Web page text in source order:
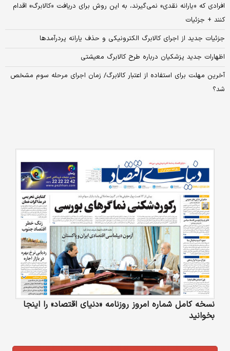
افرادی که «یارانه نقدی» نمی‌گیرند، به این روش برای دریافت «کالابرگ» اقدام
کنند + جزئیات
جزئیات جدید از اجرای کالابرگ الکترونیکی و حذف یارانه پردرآمدها
اظهارات جدید پزشکیان درباره طرح کالابرگ معیشتی
آخرین مهلت برای استفاده از اعتبار کالابرگ/ زمان اجرای مرحله سوم مشخص
شد؟
نسخه کامل شماره امروز روزنامه «دنیای‌ اقتصاد» را اینجا
بخوانید